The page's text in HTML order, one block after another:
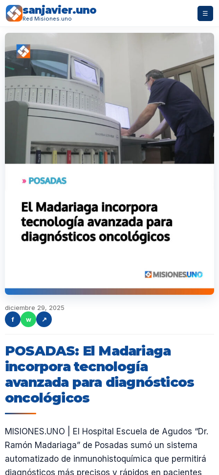
sanjavier.uno
Red Misiones.uno
☰
diciembre 29, 2025
f
w ↗
POSADAS: El Madariaga
incorpora tecnología
avanzada para diagnósticos
oncológicos
MISIONES.UNO | El Hospital Escuela de Agudos “Dr.
Ramón Madariaga” de Posadas sumó un sistema
automatizado de inmunohistoquímica que permitirá
diagnósticos más precisos y rápidos en pacientes